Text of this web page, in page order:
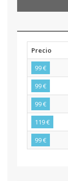
Precio
99 €
99 €
99 €
119 €
99 €